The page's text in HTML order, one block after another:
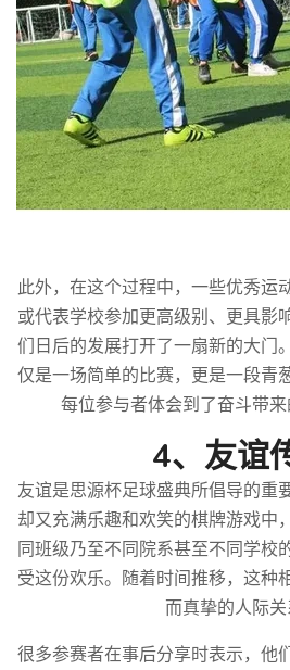
此外，在这个过程中，一些优秀运
或代表学校参加更高级别、更具影
们日后的发展打开了一扇新的大门
仅是一场简单的比赛，更是一段青
每位参与者体会到了奋斗带来
4、友谊
友谊是思源杯足球盛典所倡导的重
却又充满乐趣和欢笑的棋牌游戏中
同班级乃至不同院系甚至不同学校
受这份欢乐。随着时间推移，这种
而真挚的人际关
很多参赛者在事后分享时表示，他